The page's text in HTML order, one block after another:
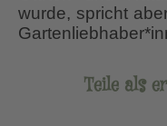
wurde, spricht
Teile als